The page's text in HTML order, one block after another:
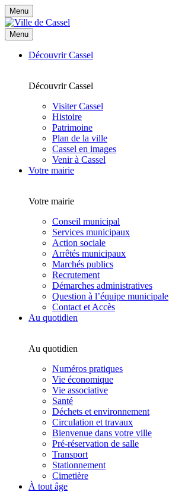
Menu
Menu
Découvrir Cassel
Découvrir Cassel
Visiter Cassel
Histoire
Patrimoine
Plan de la ville
Cassel en images
Venir à Cassel
Votre mairie
Votre mairie
Conseil municipal
Services municipaux
Action sociale
Arrêtés municipaux
Marchés publics
Recrutement
Démarches administratives
Question à l’équipe municipale
Contact et Accès
Au quotidien
Au quotidien
Numéros pratiques
Vie économique
Vie associative
Santé
Déchets et environnement
Circulation et travaux
Bienvenue dans votre ville
Pré-réservation de salle
Transport
Stationnement
Cimetière
À tout âge